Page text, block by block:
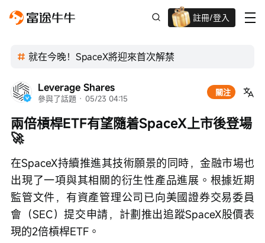
註冊/登入
迎新驚喜賞 股票/BTC等任你揀!
就在今晚！SpaceX將迎來首次解禁
Leverage Shares
參與了話題 · 05/23 04:15
關注
兩倍槓桿ETF有望隨着SpaceX上市後登場
🚀
在SpaceX持續推進其技術願景的同時，金融市場也
出現了一項與其相關的衍生性產品進展。根據近期
監管文件，有資產管理公司已向美國證券交易委員
會（SEC）提交申請，計劃推出追蹤SpaceX股價表
現的2倍槓桿ETF。